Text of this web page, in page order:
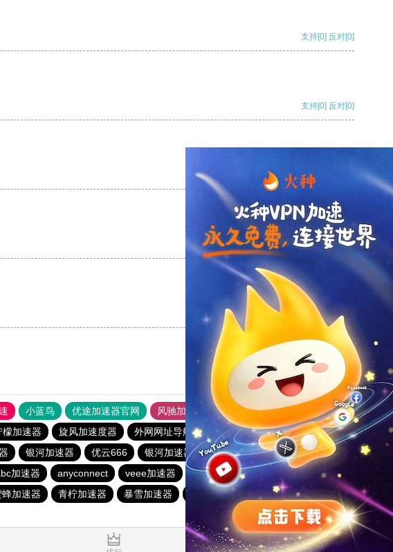
支持[0] 反对[0]
支持[0] 反对[0]
支持
支持[0] 反对[0]
支持[0] 反对[0]
小蓝鸟 优途加速器官网 风驰加速器
旋风加速器
檬加速器 旋风加速度器 外网网址导航 软件中心
银河加速器
银河加速器 优云666 银河加速器 银河加速器
1元机场
加速器 anyconnect veee加速器 anyconnect
番石榴加速器
蜂加速器 青柠加速器 暴雪加速器 银河加速器 银河加速器
暴雪加速器